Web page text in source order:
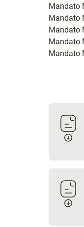
Mandato
Mandato
Mandato
Mandato
Mandato